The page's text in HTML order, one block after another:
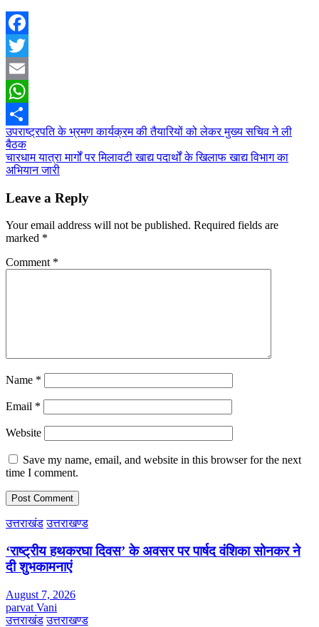
Facebook
Twitter
Email
WhatsApp
Share
Post
navigation
उपराष्ट्रपति के भ्रमण कार्यक्रम की तैयारियों को लेकर मुख्य सचिव ने ली
बैठक
चारधाम यात्रा मार्गों पर मिलावटी खाद्य पदार्थों के खिलाफ खाद्य विभाग का
अभियान जारी
Leave a Reply
Your email address will not be published. Required fields are
marked *
Comment *
Name *
Email *
Website
Save my name, email, and website in this browser for the next
time I comment.
उत्तराखंड उत्तराखण्ड
‘राष्ट्रीय हथकरघा दिवस’ के अवसर पर पार्षद वंशिका सोनकर ने
दी शुभकामनाएं
August 7, 2026
parvat Vani
उत्तराखंड उत्तराखण्ड